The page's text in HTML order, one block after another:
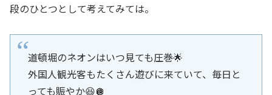
段のひとつとして考えてみては。
道頓堀のネオンはいつ見ても圧巻🌟
外国人観光客もたくさん遊びに来ていて、毎日と
っても賑やか😆🪩